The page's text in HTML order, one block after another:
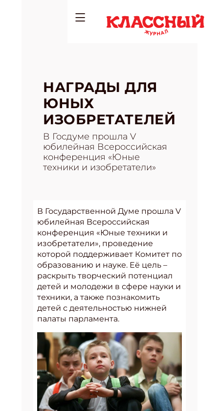
НАГРАДЫ ДЛЯ
ЮНЫХ
ИЗОБРЕТАТЕЛЕЙ
В Госдуме прошла V
юбилейная Всероссийская
конференция «Юные
техники и изобретатели»
В Государственной Думе прошла V
юбилейная Всероссийская
конференция «Юные техники и
изобретатели», проведение
которой поддерживает Комитет по
образованию и науке. Её цель –
раскрыть творческий потенциал
детей и молодежи в сфере науки и
техники, а также познакомить
детей с деятельностью нижней
палаты парламента.